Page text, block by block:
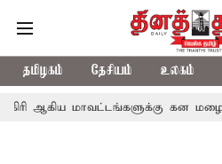
தமிழகம் தேசியம் உலகம்
கன மழை எச்சரிக்கை